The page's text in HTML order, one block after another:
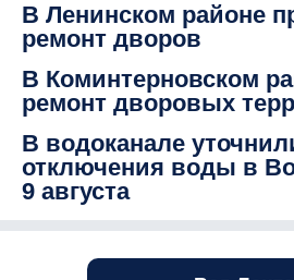
В Ленинском районе
ремонт дворов
В Коминтерновском
ремонт дворовых
В водоканале
отключения воды в
9 августа